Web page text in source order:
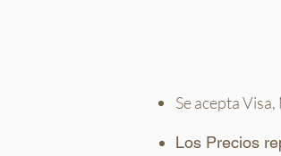
Se acepta Visa,
Los Precios